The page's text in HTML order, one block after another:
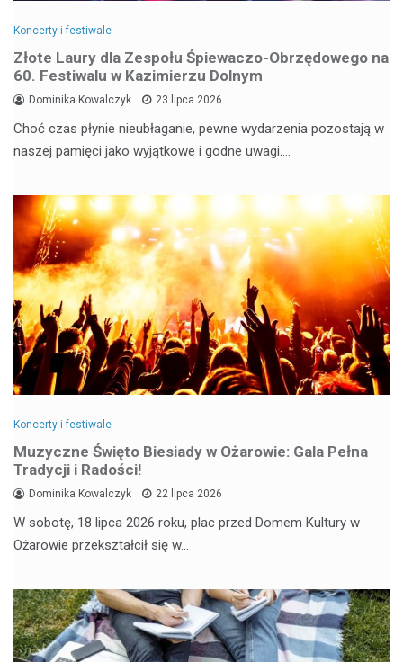
Koncerty i festiwale
Złote Laury dla Zespołu Śpiewaczo-Obrzędowego na
60. Festiwalu w Kazimierzu Dolnym
Dominika Kowalczyk 23 lipca 2026
Choć czas płynie nieubłaganie, pewne wydarzenia pozostają w
naszej pamięci jako wyjątkowe i godne uwagi.…
Koncerty i festiwale
Muzyczne Święto Biesiady w Ożarowie: Gala Pełna
Tradycji i Radości!
Dominika Kowalczyk 22 lipca 2026
W sobotę, 18 lipca 2026 roku, plac przed Domem Kultury w
Ożarowie przekształcił się w…